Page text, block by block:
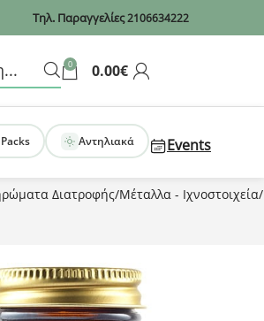
Τηλ. Παραγγελίες2106634222
0 0.00€
Αντηλιακά Events
Διατροφής Μέταλλα - Ιχνοστοιχεία